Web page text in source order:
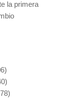
la primera